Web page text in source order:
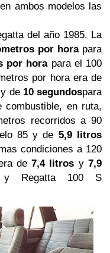
ambos modelos las
del año 1985. La
por horapara
por horapara el 100
por hora era de
de 10 segundospara
combustible, en ruta,
recorridos a 90
85 y de 5,9 litros
condiciones a 120
de7,4 litros y7,9
Regatta 100 S